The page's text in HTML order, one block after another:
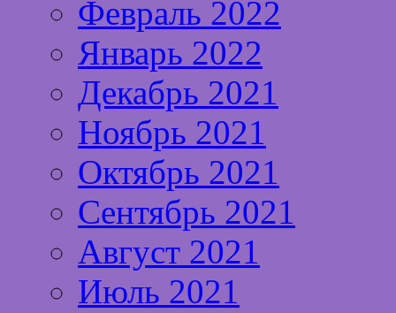
Февраль 2022
Январь 2022
Декабрь 2021
Ноябрь 2021
Октябрь 2021
Сентябрь 2021
Август 2021
Июль 2021